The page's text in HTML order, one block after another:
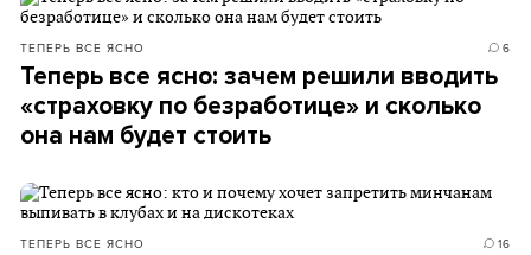
ТЕПЕРЬ ВСЕ ЯСНО 6
Теперь все ясно: зачем решили вводить
«страховку по безработице» и сколько
она нам будет стоить
ТЕПЕРЬ ВСЕ ЯСНО 16